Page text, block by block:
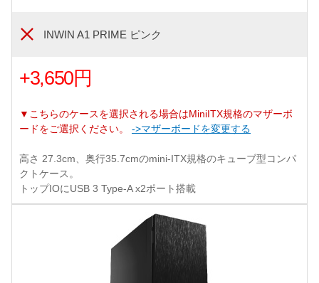
INWIN A1 PRIME ピンク
+3,650円
▼こちらのケースを選択される場合はMiniITX規格のマザーボ
ードをご選択ください。 ->マザーボードを変更する
高さ 27.3cm、奥行35.7cmのmini-ITX規格のキューブ型コンパ
クトケース。
トップIOにUSB 3 Type-A x2ポート搭載